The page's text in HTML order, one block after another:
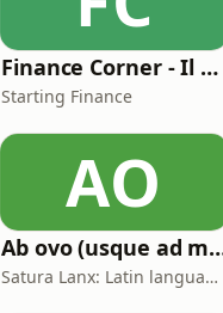
Finance Corner - Il podcast di Starting Finance
Starting Finance
AO
Ab ovo
Satura Lanx: Latin language and literature for beginners.